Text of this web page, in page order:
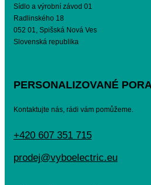
Sídlo a výrobní závod 01
Radlinského 18
052 01, Spišská Nová Ves
Slovenská republika
PERSONALIZOVANÉ
Kontaktujte nás, rádi vám pomůžeme.
+420 607 351 715
prodej@vyboelectric.eu